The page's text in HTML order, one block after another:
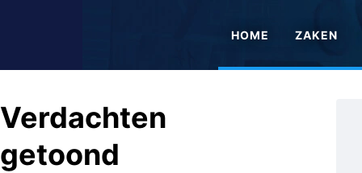
HOME ZAKEN
Verdachten
getoond